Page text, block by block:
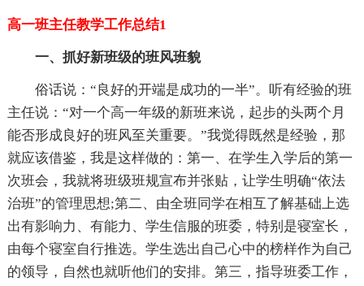
高一班主任教学工作总结1
一、抓好新班级的班风班貌
俗话说：“良好的开端是成功的一半”。听有经验的班
主任说：“对一个高一年级的新班来说，起步的头两个月
能否形成良好的班风至关重要。”我觉得既然是经验，那
就应该借鉴，我是这样做的：第一、在学生入学后的第一
次班会，我就将班级班规宣布并张贴，让学生明确“依法
治班”的管理思想;第二、由全班同学在相互了解基础上选
出有影响力、有能力、学生信服的班委，特别是寝室长，
由每个寝室自行推选。学生选出自己心中的榜样作为自己
的领导，自然也就听他们的安排。第三，指导班委工作，